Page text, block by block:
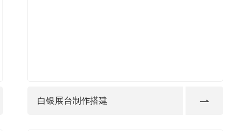
白银展台制作搭建